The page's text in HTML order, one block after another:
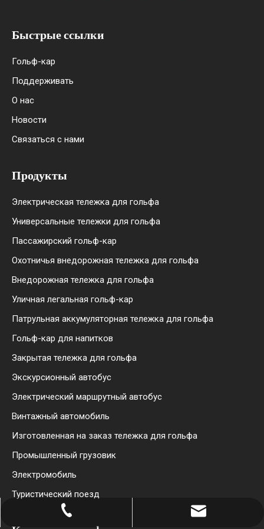
Быстрые ссылки
Гольф-кар
Поддерживать
О нас
Новости
Связаться с нами
Продукты
Электрическая тележка для гольфа
Универсальные тележки для гольфа
Пассажирский гольф-кар
Охотничья внедорожная тележка для гольфа
Внедорожная тележка для гольфа
Уличная легальная гольф-кар
Патрульная аккумуляторная тележка для гольфа
Гольф-кар для напитков
Закрытая тележка для гольфа
Экскурсионный автобус
Электрический маршрутный автобус
Винтажный автомобиль
Изготовленная на заказ тележка для гольфа
Промышленный грузовик
Электромобиль
Туристический поезд